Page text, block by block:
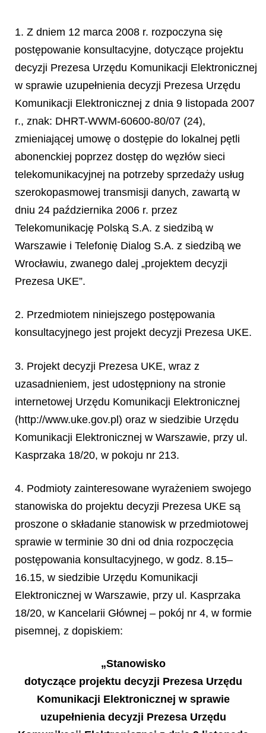
1. Z dniem 12 marca 2008 r. rozpoczyna się
postępowanie konsultacyjne, dotyczące projektu
decyzji Prezesa Urzędu Komunikacji Elektronicznej
w sprawie uzupełnienia decyzji Prezesa Urzędu
Komunikacji Elektronicznej z dnia 9 listopada 2007
r., znak: DHRT-WWM-60600-80/07 (24),
zmieniającej umowę o dostępie do lokalnej pętli
abonenckiej poprzez dostęp do węzłów sieci
telekomunikacyjnej na potrzeby sprzedaży usług
szerokopasmowej transmisji danych, zawartą w
dniu 24 października 2006 r. przez
Telekomunikację Polską S.A. z siedzibą w
Warszawie i Telefonię Dialog S.A. z siedzibą we
Wrocławiu, zwanego dalej „projektem decyzji
Prezesa UKE”.
2. Przedmiotem niniejszego postępowania
konsultacyjnego jest projekt decyzji Prezesa UKE.
3. Projekt decyzji Prezesa UKE, wraz z
uzasadnieniem, jest udostępniony na stronie
internetowej Urzędu Komunikacji Elektronicznej
(http://www.uke.gov.pl) oraz w siedzibie Urzędu
Komunikacji Elektronicznej w Warszawie, przy ul.
Kasprzaka 18/20, w pokoju nr 213.
4. Podmioty zainteresowane wyrażeniem swojego
stanowiska do projektu decyzji Prezesa UKE są
proszone o składanie stanowisk w przedmiotowej
sprawie w terminie 30 dni od dnia rozpoczęcia
postępowania konsultacyjnego, w godz. 8.15–
16.15, w siedzibie Urzędu Komunikacji
Elektronicznej w Warszawie, przy ul. Kasprzaka
18/20, w Kancelarii Głównej – pokój nr 4, w formie
pisemnej, z dopiskiem:
„Stanowisko
dotyczące projektu decyzji Prezesa Urzędu
Komunikacji Elektronicznej w sprawie
uzupełnienia decyzji Prezesa Urzędu